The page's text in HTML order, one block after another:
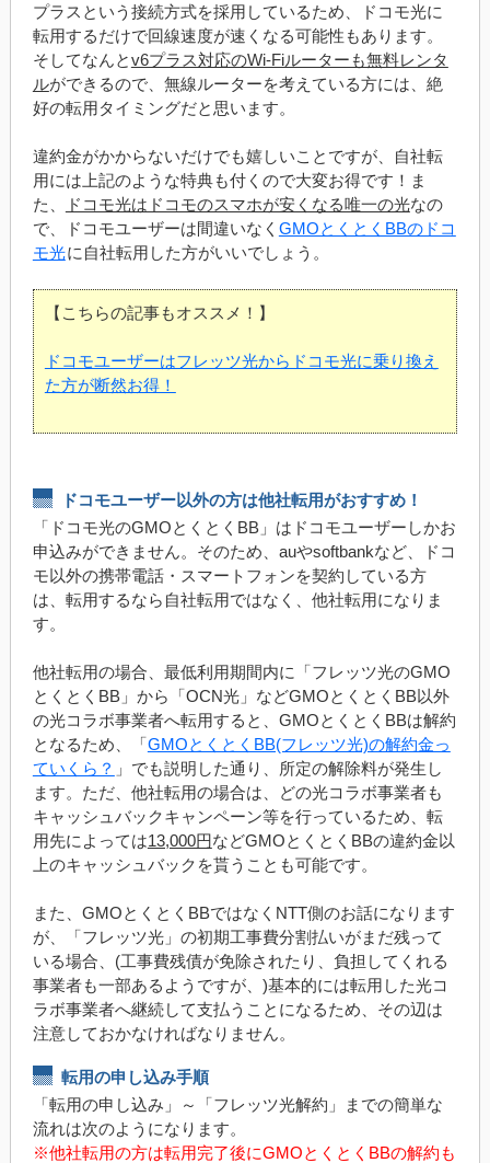
プラスという接続方式を採用しているため、ドコモ光に
転用するだけで回線速度が速くなる可能性もあります。
そしてなんとv6プラス対応のWi-Fiルーターも無料レンタ
ルができるので、無線ルーターを考えている方には、絶
好の転用タイミングだと思います。
違約金がかからないだけでも嬉しいことですが、自社転
用には上記のような特典も付くので大変お得です！ま
た、
ドコモ光はドコモのスマホが安くなる唯一の光なの
で、ドコモユーザーは間違いなく GMOとくとくBBのドコ
モ光に自社転用した方がいいでしょう。
【こちらの記事もオススメ！】
ドコモユーザーはフレッツ光からドコモ光に乗り換え
た方が断然お得！
ドコモユーザー以外の方は他社転用がおすすめ！
「ドコモ光のGMOとくとくBB」はドコモユーザーしかお
申込みができません。そのため、auやsoftbankなど、ドコ
モ以外の携帯電話・スマートフォンを契約している方
は、転用するなら自社転用ではなく、他社転用になりま
す。
他社転用の場合、最低利用期間内に「フレッツ光のGMO
とくとくBB」から「OCN光」などGMOとくとくBB以外
の光コラボ事業者へ転用すると、GMOとくとくBBは解約
となるため、「GMOとくとくBB(フレッツ光)の解約金っ
ていくら？ 」でも説明した通り、所定の解除料が発生し
ます。ただ、他社転用の場合は、どの光コラボ事業者も
キャッシュバックキャンペーン等を行っているため、転
用先によっては13,000円などGMOとくとくBBの違約金以
上のキャッシュバックを貰うことも可能です。
また、GMOとくとくBBではなくNTT側のお話になります
が、「フレッツ光」の初期工事費分割払いがまだ残って
いる場合、(工事費残債が免除されたり、負担してくれる
事業者も一部あるようですが、)基本的には転用した光コ
ラボ事業者へ継続して支払うことになるため、その辺は
注意しておかなければなりません。
転用の申し込み手順
「転用の申し込み」～「フレッツ光解約」までの簡単な
流れは次のようになります。
※他社転用の方は転用完了後にGMOとくとくBBの解約も